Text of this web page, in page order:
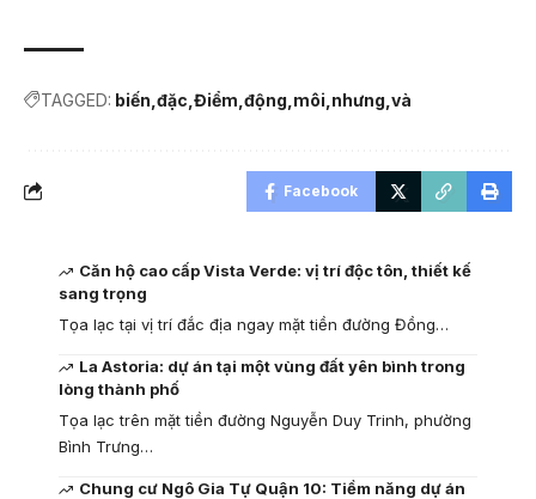
TAGGED: biến đặc Điểm động môi nhưng và
Facebook
Căn hộ cao cấp Vista Verde: vị trí độc tôn, thiết kế
sang trọng
Tọa lạc tại vị trí đắc địa ngay mặt tiền đường Đồng…
La Astoria: dự án tại một vùng đất yên bình trong
lòng thành phố
Tọa lạc trên mặt tiền đường Nguyễn Duy Trinh, phường
Bình Trưng…
Chung cư Ngô Gia Tự Quận 10: Tiềm năng dự án